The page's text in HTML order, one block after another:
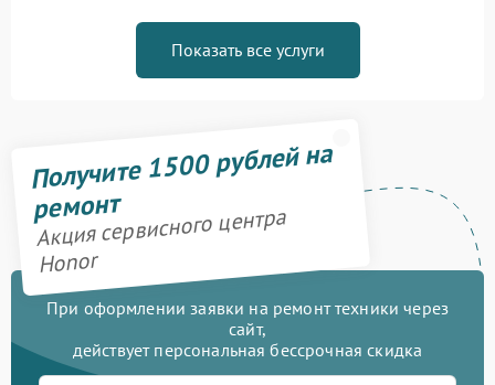
Показать все услуги
Получите 1500 рублей на
ремонт
Акция сервисного центра
Honor
При оформлении заявки на ремонт техники через
сайт,
действует персональная бессрочная скидка